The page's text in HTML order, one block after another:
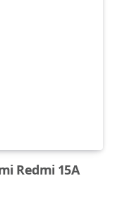
Redmi 15A